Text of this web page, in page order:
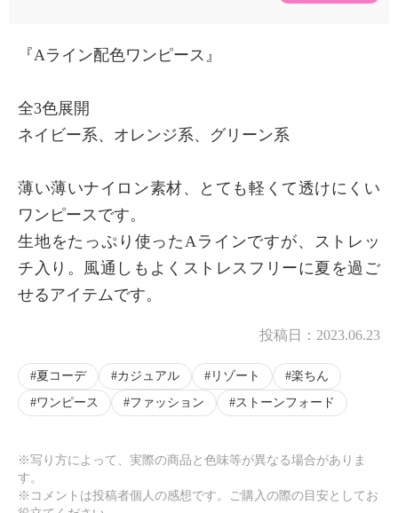
『Aライン配色ワンピース』
全3色展開
ネイビー系、オレンジ系、グリーン系
薄い薄いナイロン素材、とても軽くて透けにくい
ワンピースです。
生地をたっぷり使ったAラインですが、ストレッ
チ入り。風通しもよくストレスフリーに夏を過ご
せるアイテムです。
投稿日： 2023.06.23
夏コーデ カジュアル リゾート
楽ちん
ワンピース
ファッション ストーンフォード
※写り方によって、実際の商品と色味等が異なる場合がありま
す。
※コメントは投稿者個人の感想です。ご購入の際の目安としてお